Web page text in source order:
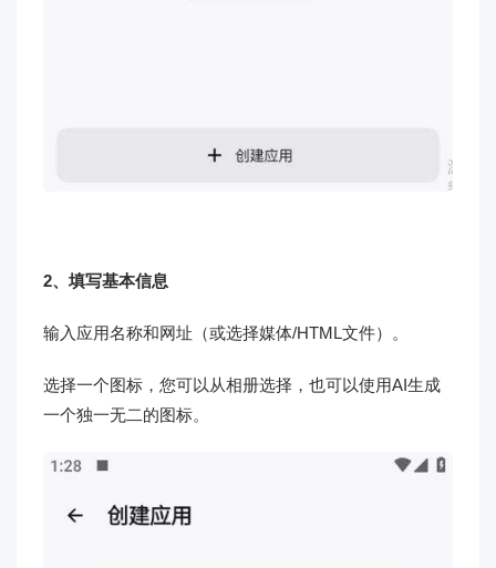
2、填写基本信息
输入应用名称和网址（或选择媒体/HTML文件）。
选择一个图标，您可以从相册选择，也可以使用AI生成
一个独一无二的图标。